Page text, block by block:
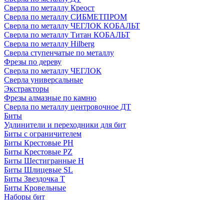
Сверла по металлу Креост
Сверла по металлу СИБМЕТПРОМ
Сверла по металлу ЧЕГЛОК КОБАЛЬТ
Сверла по металлу Титан КОБАЛЬТ
Сверла по металлу Hilberg
Сверла ступенчатые по металлу
Фрезы по дереву
Сверла по металлу ЧЕГЛОК
Сверла универсальные
Экстракторы
Фрезы алмазные по камню
Сверла по металлу центровочное ДТ
Биты
Удлинители и переходники для бит
Биты с ограничителем
Биты Крестовые PH
Биты Крестовые PZ
Биты Шестигранные H
Биты Шлицевые SL
Биты Звездочка T
Биты Кровельные
Наборы бит